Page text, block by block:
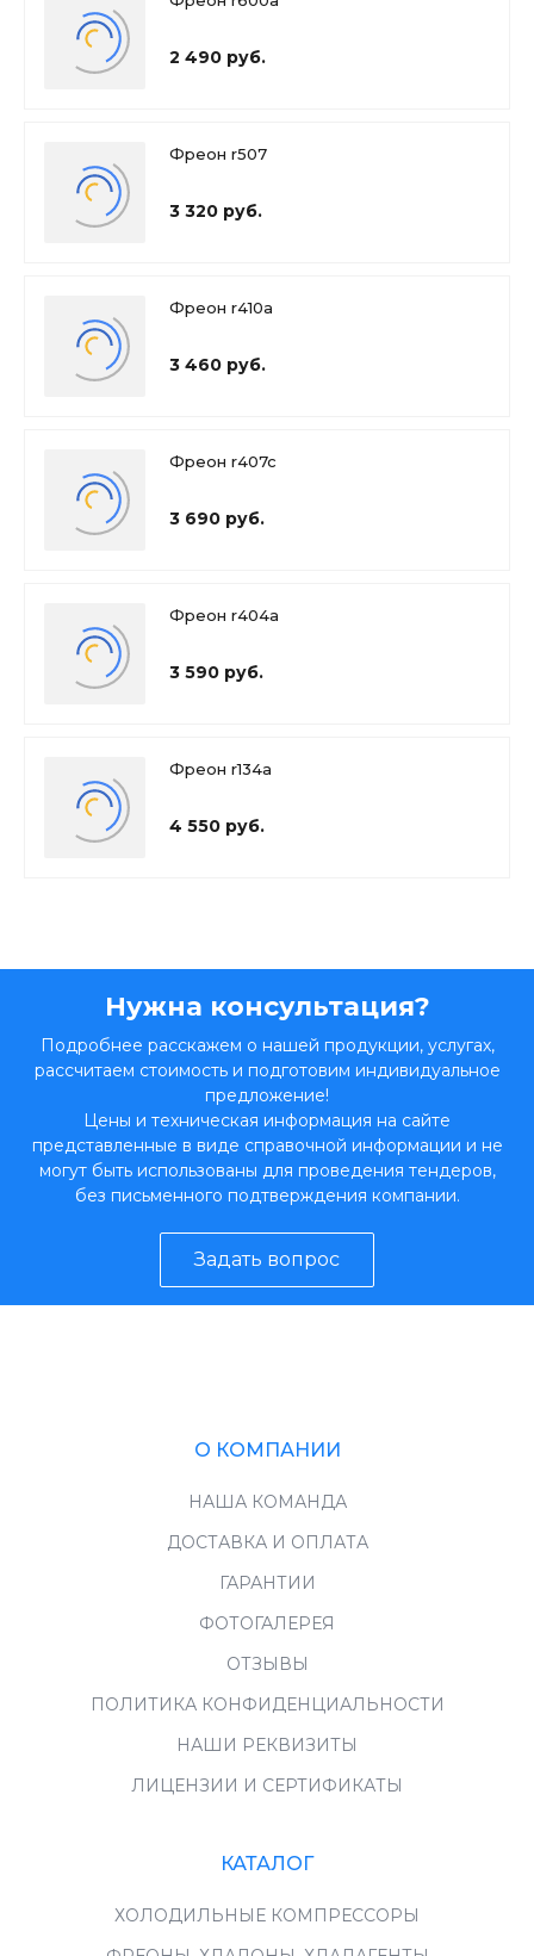
2 490 руб.
Фреон r507
3 320 руб.
Фреон r410a
3 460 руб.
Фреон r407c
3 690 руб.
Фреон r404a
3 590 руб.
Фреон r134a
4 550 руб.
Нужна консультация?
Подробнее расскажем о нашей продукции, услугах,
рассчитаем стоимость и подготовим индивидуальное
предложение!
Цены и техническая информация на сайте
представленные в виде справочной информации и не
могут быть использованы для проведения тендеров,
без письменного подтверждения компании.
Задать вопрос
О КОМПАНИИ
НАША КОМАНДА
ДОСТАВКА И ОПЛАТА
ГАРАНТИИ
ФОТОГАЛЕРЕЯ
ОТЗЫВЫ
ПОЛИТИКА КОНФИДЕНЦИАЛЬНОСТИ
НАШИ РЕКВИЗИТЫ
ЛИЦЕНЗИИ И СЕРТИФИКАТЫ
КАТАЛОГ
ХОЛОДИЛЬНЫЕ КОМПРЕССОРЫ